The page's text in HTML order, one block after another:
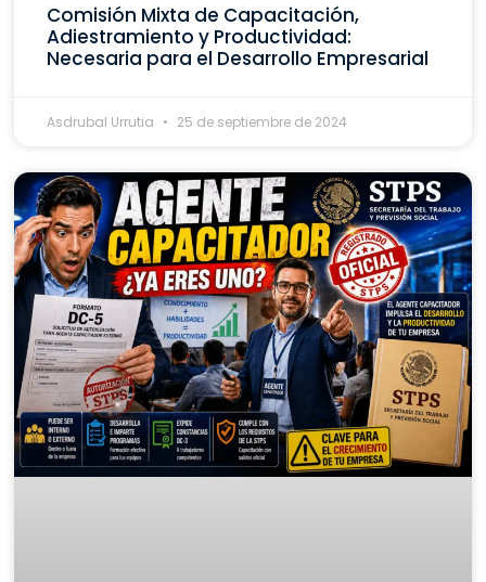
Comisión Mixta de Capacitación,
Adiestramiento y Productividad:
Necesaria para el Desarrollo Empresarial
Asdrubal Urrutia 25 de septiembre de 2024